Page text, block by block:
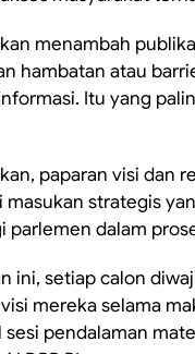
menambah
hambatan atau
Itu yang
paparan visi dan
masukan strategis
parlemen dalam
ini, setiap calon
mereka selama
sesi pendalaman